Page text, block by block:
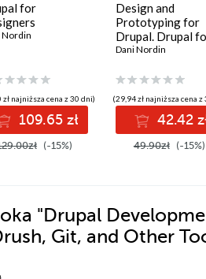
for
Nordin
zł najniższa cena z 30 dni)
109.65 zł
(-15%)
Design and
Prototyping for
Drupal. Drupal
Designers
Dani Nordin
(29,94 zł najniższa cena z
42.42
49.90zł (-15%)
"Drupal
Git, and Other